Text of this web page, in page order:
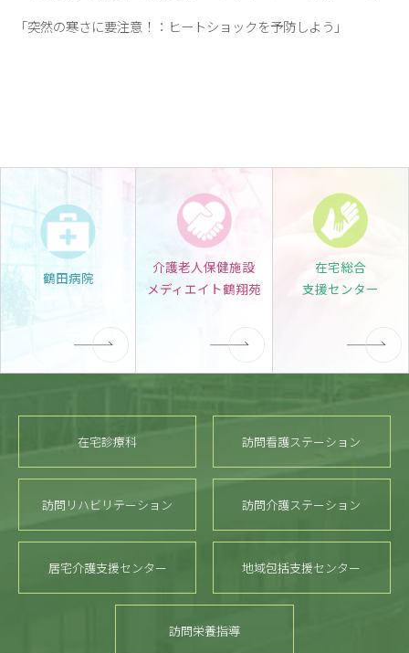
「突然の寒さに要注意！：ヒートショックを予防しよう」
鶴田病院
介護老人保健施設
メディエイト鶴翔苑
在宅総合
支援センター
在宅診療科 訪問看護ステーション
訪問リハビリテーション 訪問介護ステーション
居宅介護支援センター 地域包括支援センター
訪問栄養指導